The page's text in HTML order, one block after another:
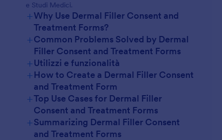
e Studi Medici.
+Why Use Dermal Filler Consent and
Treatment Forms?
+Common Problems Solved by Dermal
Filler Consent and Treatment Forms
+Utilizzi e funzionalità
+How to Create a Dermal Filler Consent
and Treatment Form
+Top Use Cases for Dermal Filler
Consent and Treatment Forms
For Managers
+Summarizing Dermal Filler Consent
and Treatment Forms